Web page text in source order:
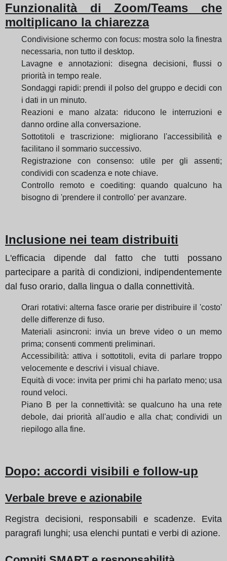
Funzionalità di Zoom/Teams che
moltiplicano la chiarezza
Condivisione schermo con focus: mostra solo la finestra
necessaria, non tutto il desktop.
Lavagne e annotazioni: disegna decisioni, flussi o
priorità in tempo reale.
Sondaggi rapidi: prendi il polso del gruppo e decidi con
i dati in un minuto.
Reazioni e mano alzata: riducono le interruzioni e
danno ordine alla conversazione.
Sottotitoli e trascrizione: migliorano l'accessibilità e
facilitano il sommario successivo.
Registrazione con consenso: utile per gli assenti;
condividi con scadenza e note chiave.
Controllo remoto e coediting: quando qualcuno ha
bisogno di 'prendere il controllo' per avanzare.
Inclusione nei team distribuiti
L'efficacia dipende dal fatto che tutti possano
partecipare a parità di condizioni, indipendentemente
dal fuso orario, dalla lingua o dalla connettività.
Orari rotativi: alterna fasce orarie per distribuire il 'costo'
delle differenze di fuso.
Materiali asincroni: invia un breve video o un memo
prima; consenti commenti preliminari.
Accessibilità: attiva i sottotitoli, evita di parlare troppo
velocemente e descrivi i visual chiave.
Equità di voce: invita per primi chi ha parlato meno; usa
round veloci.
Piano B per la connettività: se qualcuno ha una rete
debole, dai priorità all'audio e alla chat; condividi un
riepilogo alla fine.
Dopo: accordi visibili e follow-up
Verbale breve e azionabile
Registra decisioni, responsabili e scadenze. Evita
paragrafi lunghi; usa elenchi puntati e verbi di azione.